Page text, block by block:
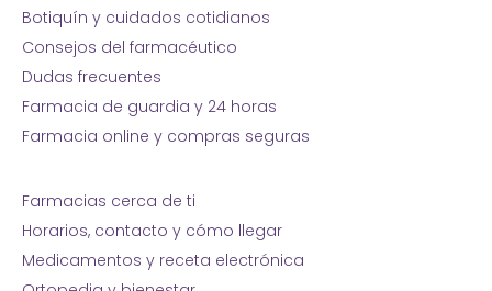
Botiquín y cuidados cotidianos
Consejos del farmacéutico
Dudas frecuentes
Farmacia de guardia y 24 horas
Farmacia online y compras seguras
Farmacias cerca de ti
Horarios, contacto y cómo llegar
Medicamentos y receta electrónica